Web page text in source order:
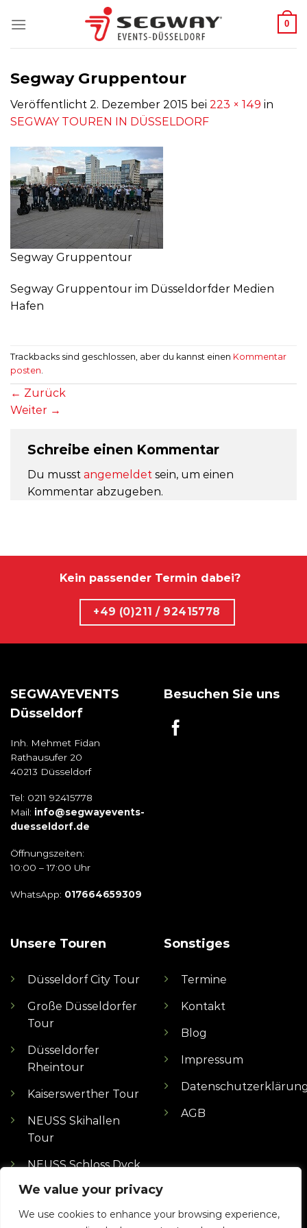
We value your privacy
We use cookies to enhance your browsing experience,
Inhalt
0
Segway Gruppentour
Veröffentlicht 2. Dezember 2015 bei 223 × 149 in
SEGWAY TOUREN IN DÜSSELDORF
Segway Gruppentour
Segway Gruppentour im Düsseldorfder Medien
Hafen
Trackbacks sind geschlossen, aber du kannst einen Kommentar
posten.
← Zurück
Weiter →
Schreibe einen Kommentar
Du musst angemeldet sein, um einen
Kommentar abzugeben.
Kein passender Termin dabei?
+49 (0)211 / 92415778
SEGWAYEVENTS
Düsseldorf
Inh. Mehmet Fidan
Rathausufer 20
40213 Düsseldorf
Tel: 0211 92415778
Mail: info@segwayevents-
duesseldorf.de
Öffnungszeiten:
10:00 – 17:00 Uhr
WhatsApp: 017664659309
Besuchen Sie uns
Unsere Touren
Düsseldorf City Tour
Große Düsseldorfer
Tour
Düsseldorfer
Rheintour
Kaiserswerther Tour
NEUSS Skihallen
Tour
NEUSS Schloss Dyck
Tour
MÖNCHENGLADBACH
Sonstiges
Termine
Kontakt
Blog
Impressum
AGB